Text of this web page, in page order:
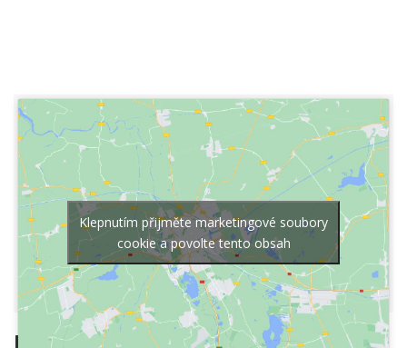
Klepnutím přijměte marketingové soubory
cookie a povolte tento obsah